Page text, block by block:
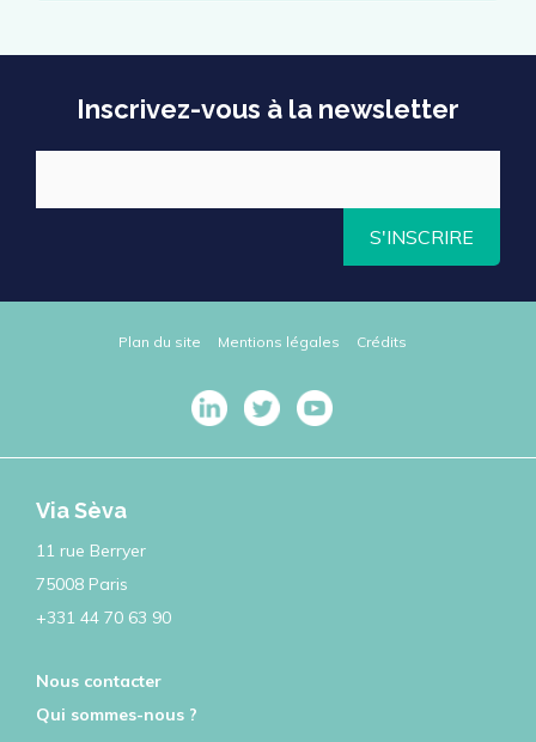
Inscrivez-vous à la newsletter
S'INSCRIRE
Plan du site Mentions légales Crédits
Via Sèva
11 rue Berryer
75008 Paris
+331 44 70 63 90
Nous contacter
Qui sommes-nous ?